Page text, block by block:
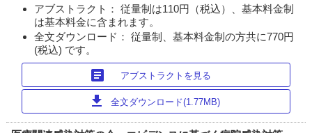
アブストラクト： 従量制は110円（税込）、基本料金制
は基本料金に含まれます。
全文ダウンロード： 従量制、基本料金制の方共に770円
(税込) です。
article アブストラクトを見る
download 全文ダウンロード(1.77MB)